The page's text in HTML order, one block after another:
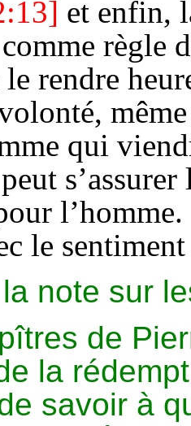
et enfin,
règle
rendre
qui
le
note sur
de
la
savoir à